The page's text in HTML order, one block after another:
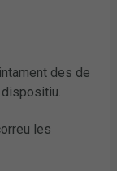
des de
les